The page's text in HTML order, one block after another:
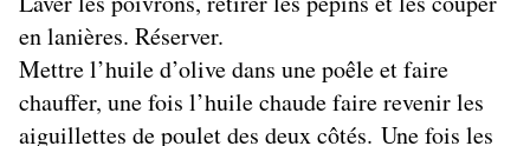
en lanières. Réserver.
Mettre l’huile d’olive dans une poêle et faire
chauffer, une fois l’huile chaude faire revenir les
aiguillettes de poulet des deux côtés. Une fois les